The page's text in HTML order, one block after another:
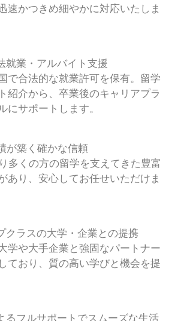
速かつきめ細やかに対応いたしま
就業・アルバイト支援
で合法的な就業許可を保有。留学
紹介から、卒業後のキャリアプラ
にサポートします。
が築く確かな信頼
多くの方の留学を支えてきた豊富
あり、安心してお任せいただけま
クラスの大学・企業との提携
学や大手企業と強固なパートナー
ており、質の高い学びと機会を提
るフルサポートでスムーズな生活